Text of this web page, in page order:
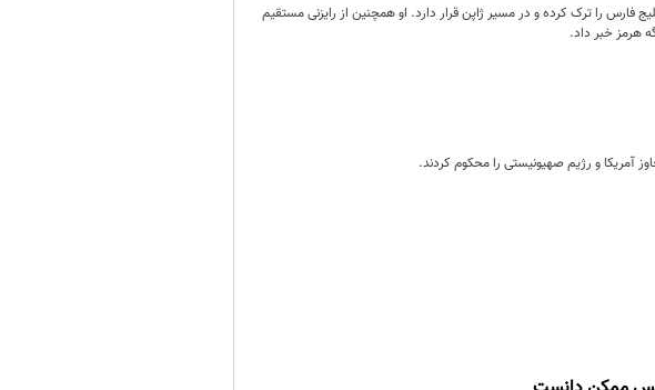
فارس را ترک کرده و در مسیر ژاپن قرار دارد. او همچنین از رایزنی مستقیم
هرمز خبر داد.
آمریکا و رژیم صهیونیستی را محکوم کردند.